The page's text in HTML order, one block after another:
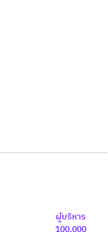
ผู้บริหาร
100,000